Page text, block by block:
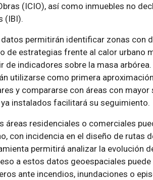
(ICIO), así como inmuebles no
(IBI).
permitirán identificar zonas con
de estrategias frente al calor urbano
de indicadores sobre la masa
utilizarse como primera
y compararse con áreas con
instalados facilitará su seguimiento.
áreas residenciales o comerciales
con incidencia en el diseño de rutas
permitirá analizar la evolución
a estos datos geoespaciales
ante incendios, inundaciones o